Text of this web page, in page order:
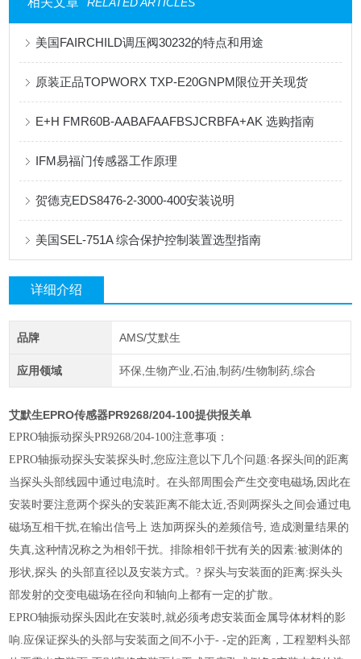
美国FAIRCHILD调压阀30232的特点和用途
原装正品TOPWORX TXP-E20GNPM限位开关现货
E+H FMR60B-AABAFAAFBSJCRBFA+AK 选购指南
IFM易福门传感器工作原理
贺德克EDS8476-2-3000-400安装说明
美国SEL-751A 综合保护控制装置选型指南
详细介绍
品牌 AMS/艾默生
应用领域 环保,生物产业,石油,制药/生物制药,综合
艾默生EPRO传感器PR9268/204-100提供报关单
EPRO轴振动探头PR9268/204-100注意事项：
EPRO轴振动探头安装探头时,您应注意以下几个问题:各探头间的距离
当探头头部线园中通过电流时。在头部周围会产生交变电磁场,因此在
安装时要注意两个探头的安装距离不能太近,否则两探头之间会通过电
磁场互相干扰,在输出信号上 迭加两探头的差频信号, 造成测量结果的
失真,这种情况称之为相邻干扰。排除相邻干扰有关的因素:被测体的
形状,探头 的头部直径以及安装方式。? 探头与安装面的距离:探头头
部发射的交变电磁场在径向和轴向上都有一定的扩散。
EPRO轴振动探头因此在安装时,就必须考虑安装面金属导体材料的影
响.应保证探头的头部与安装面之间不小于- -定的距离，工程塑料头部